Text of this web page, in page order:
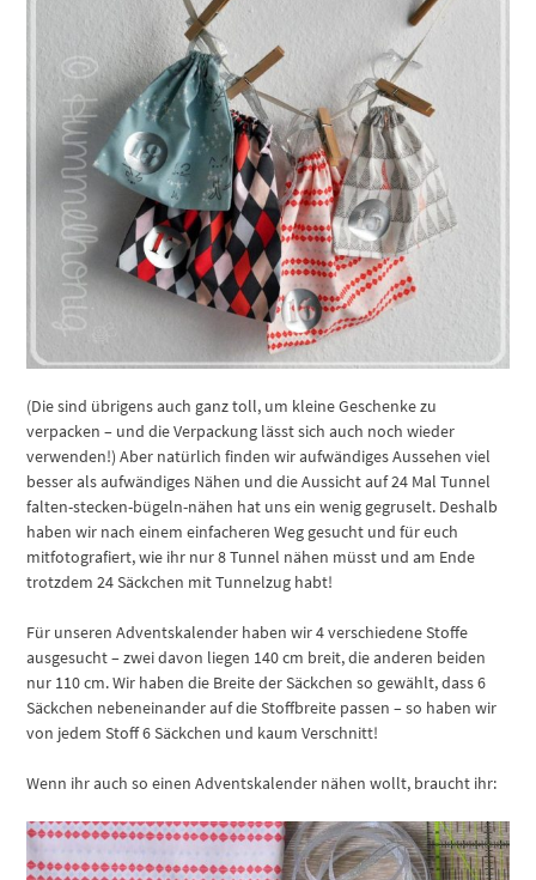
(Die sind übrigens auch ganz toll, um kleine Geschenke zu
verpacken – und die Verpackung lässt sich auch noch wieder
verwenden!) Aber natürlich finden wir aufwändiges Aussehen viel
besser als aufwändiges Nähen und die Aussicht auf 24 Mal Tunnel
falten-stecken-bügeln-nähen hat uns ein wenig gegruselt. Deshalb
haben wir nach einem einfacheren Weg gesucht und für euch
mitfotografiert, wie ihr nur 8 Tunnel nähen müsst und am Ende
trotzdem 24 Säckchen mit Tunnelzug habt!
Für unseren Adventskalender haben wir 4 verschiedene Stoffe
ausgesucht – zwei davon liegen 140 cm breit, die anderen beiden
nur 110 cm. Wir haben die Breite der Säckchen so gewählt, dass 6
Säckchen nebeneinander auf die Stoffbreite passen – so haben wir
von jedem Stoff 6 Säckchen und kaum Verschnitt!
Wenn ihr auch so einen Adventskalender nähen wollt, braucht ihr: